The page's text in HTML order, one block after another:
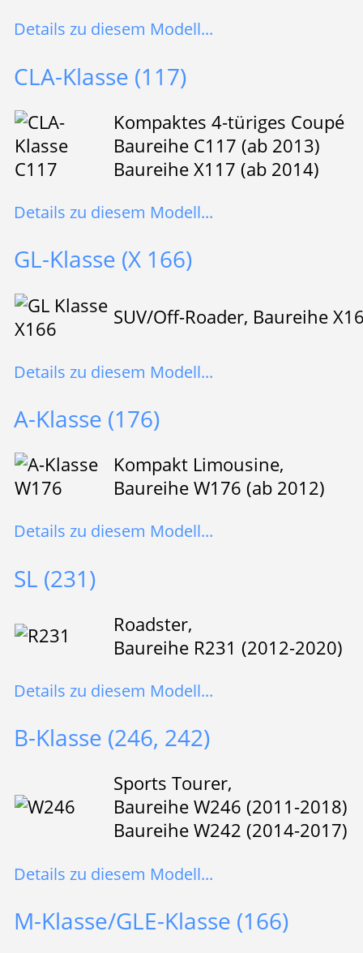
Details zu diesem Modell...
CLA-Klasse (117)
Kompaktes 4-türiges Coupé
Baureihe C117 (ab 2013)
Baureihe X117 (ab 2014)
Details zu diesem Modell...
GL-Klasse (X 166)
SUV/Off-Roader, Baureihe
Details zu diesem Modell...
A-Klasse (176)
Kompakt Limousine,
Baureihe W176 (ab 2012)
Details zu diesem Modell...
SL (231)
Roadster,
Baureihe R231 (2012-2020)
Details zu diesem Modell...
B-Klasse (246, 242)
Sports Tourer,
Baureihe W246 (2011-2018)
Baureihe W242 (2014-2017)
Details zu diesem Modell...
M-Klasse/GLE-Klasse (166)